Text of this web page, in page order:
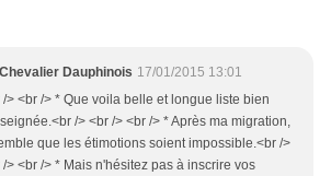
Dauphinois 17/01/2015 13:01
/> <br /> * Que voila belle et longue liste bien
/> <br /> <br /> * Après ma migration,
que les étimotions soient impossible.<br />
/> <br /> * Mais n'hésitez pas à inscrire vos